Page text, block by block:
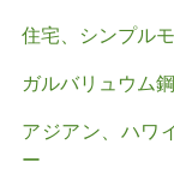
住宅、シンプル
ガルバリュウム
アジアン、ハワ
ー